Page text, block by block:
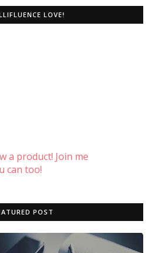
LOVE!
a product! Join me
can too!
POST